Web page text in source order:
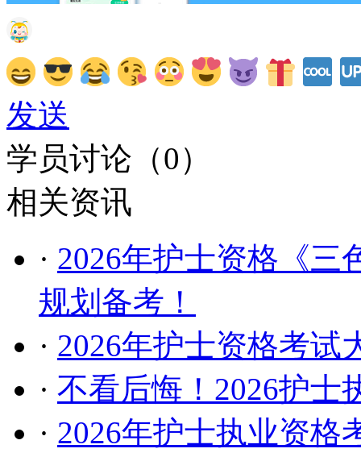
发送
学员讨论（0）
相关资讯
· 2026年护士资格《三
规划备考！
· 2026年护士资格考试
· 不看后悔！2026护士
· 2026年护士执业资格